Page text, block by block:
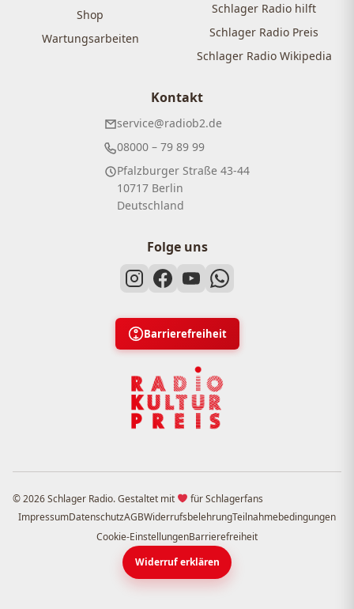
Shop
Wartungsarbeiten
Schlager Radio hilft
Schlager Radio Preis
Schlager Radio Wikipedia
Kontakt
service@radiob2.de
08000 – 79 89 99
Pfalzburger Straße 43-44
10717 Berlin
Deutschland
Folge uns
Barrierefreiheit
© 2026 Schlager Radio. Gestaltet mit
für Schlagerfans
ImpressumDatenschutzAGBWiderrufsbelehrungTeilnahmebedingungen
Cookie-EinstellungenBarrierefreiheit
Widerruf erklären